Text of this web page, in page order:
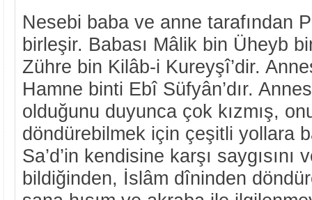
Nesebi baba ve anne tarafından
birleşir. Babası Mâlik bin Üheyb
Zühre bin Kilâb-i Kureyşî’dir.
Hamne binti Ebî Süfyân’dır.
olduğunu duyunca çok kızmış,
döndürebilmek için çeşitli yollara
Sa’d’in kendisine karşı saygısını
bildiğinden, İslâm dîninden